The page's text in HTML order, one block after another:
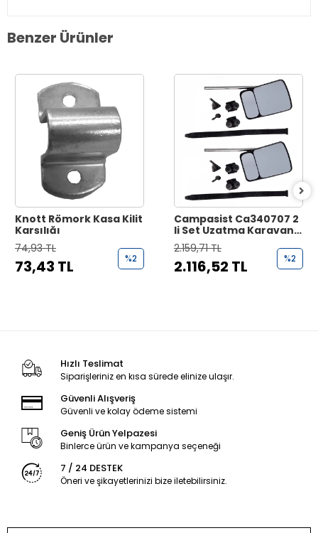
Benzer Ürünler
Knott Römork Kasa Kilit
Karşılığı
74,93 TL
73,43 TL %2
Campasist Ca340707 2
li Set Uzatma Karavan
Aynası
2.159,71 TL
2.116,52 TL %2
Hızlı Teslimat
Siparişleriniz en kısa sürede elinize ulaşır.
Güvenli Alışveriş
Güvenli ve kolay ödeme sistemi
Geniş Ürün Yelpazesi
Binlerce ürün ve kampanya seçeneği
7 / 24 DESTEK
Öneri ve şikayetlerinizi bize iletebilirsiniz.